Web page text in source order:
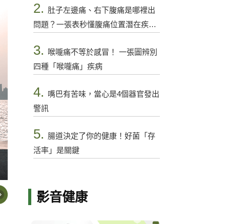
2. 肚子左邊痛、右下腹痛是哪裡出
問題？一張表秒懂腹痛位置潛在疾病
3.
喉嚨痛不等於感冒！ 一張圖辨別
四種「喉嚨痛」疾病
4. 嘴巴有苦味，當心是4個器官發出
警訊
5. 腸道決定了你的健康！好菌「存
活率」是關鍵
影音健康